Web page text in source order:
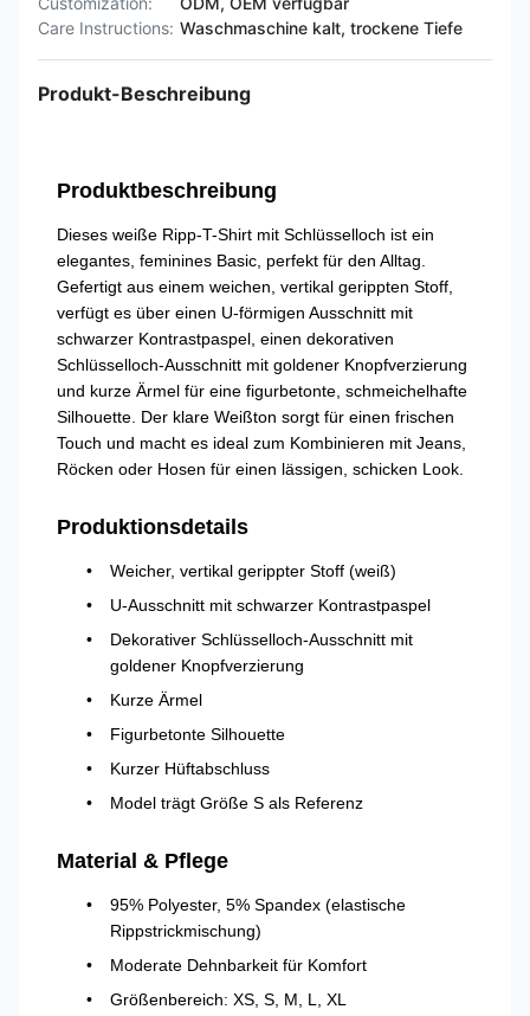
Care Instructions: Waschmaschine kalt, trockene Tiefe
Produkt-Beschreibung
Produktbeschreibung
Dieses weiße Ripp-T-Shirt mit Schlüsselloch ist ein
elegantes, feminines Basic, perfekt für den Alltag.
Gefertigt aus einem weichen, vertikal gerippten Stoff,
verfügt es über einen U-förmigen Ausschnitt mit
schwarzer Kontrastpaspel, einen dekorativen
Schlüsselloch-Ausschnitt mit goldener Knopfverzierung
und kurze Ärmel für eine figurbetonte, schmeichelhafte
Silhouette. Der klare Weißton sorgt für einen frischen
Touch und macht es ideal zum Kombinieren mit Jeans,
Röcken oder Hosen für einen lässigen, schicken Look.
Produktionsdetails
Weicher, vertikal gerippter Stoff (weiß)
U-Ausschnitt mit schwarzer Kontrastpaspel
Dekorativer Schlüsselloch-Ausschnitt mit
goldener Knopfverzierung
Kurze Ärmel
Figurbetonte Silhouette
Kurzer Hüftabschluss
Model trägt Größe S als Referenz
Material & Pflege
95% Polyester, 5% Spandex (elastische
Rippstrickmischung)
Moderate Dehnbarkeit für Komfort
Größenbereich: XS, S, M, L, XL